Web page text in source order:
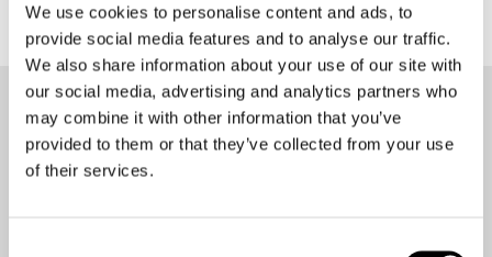
We use cookies to personalise content and ads, to
provide social media features and to analyse our traffic.
We also share information about your use of our site with
our social media, advertising and analytics partners who
may combine it with other information that you’ve
provided to them or that they’ve collected from your use
of their services.
Op de hoogte blijven?
Geen zorgen, wij zullen je niet spammen